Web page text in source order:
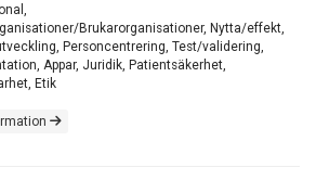
Brukarorganisationer, Nytta/effekt,
Personcentrering, Test/validering,
Appar, Juridik, Patientsäkerhet,
Etik